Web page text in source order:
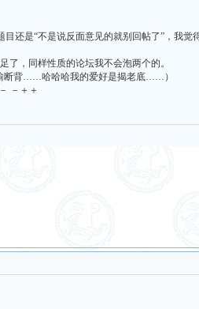
目还是“不是说反面意见的就别回帖了”，
了，同样性质的论坛我不会泡两个的。
断背……哈哈哈我的爱好是揭老底……）
－＋＋